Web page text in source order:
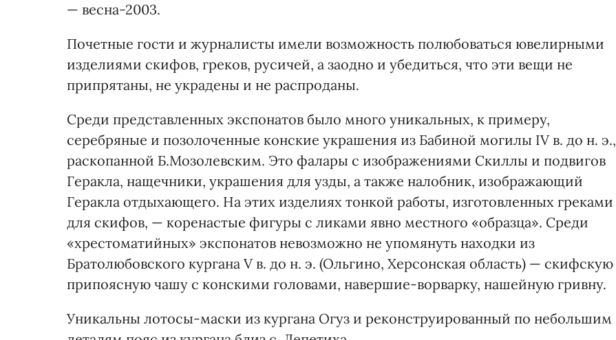
— весна-2003.
Почетные гости и журналисты имели возможность полюбоваться ювелирными
изделиями скифов, греков, русичей, а заодно и убедиться, что эти вещи не
припрятаны, не украдены и не распроданы.
Среди представленных экспонатов было много уникальных, к примеру,
серебряные и позолоченные конские украшения из Бабиной могилы IV в. до н. э.,
раскопанной Б.Мозолевским. Это фалары с изображениями Скиллы и подвигов
Геракла, нащечники, украшения для узды, а также налобник, изображающий
Геракла отдыхающего. На этих изделиях тонкой работы, изготовленных греками
для скифов, — коренастые фигуры с ликами явно местного «образца». Среди
«хрестоматийных» экспонатов невозможно не упомянуть находки из
Братолюбовского кургана V в. до н. э. (Ольгино, Херсонская область) — скифскую
припоясную чашу с конскими головами, навершие-ворварку, нашейную гривну.
Уникальны лотосы-маски из кургана Огуз и реконструированный по небольшим